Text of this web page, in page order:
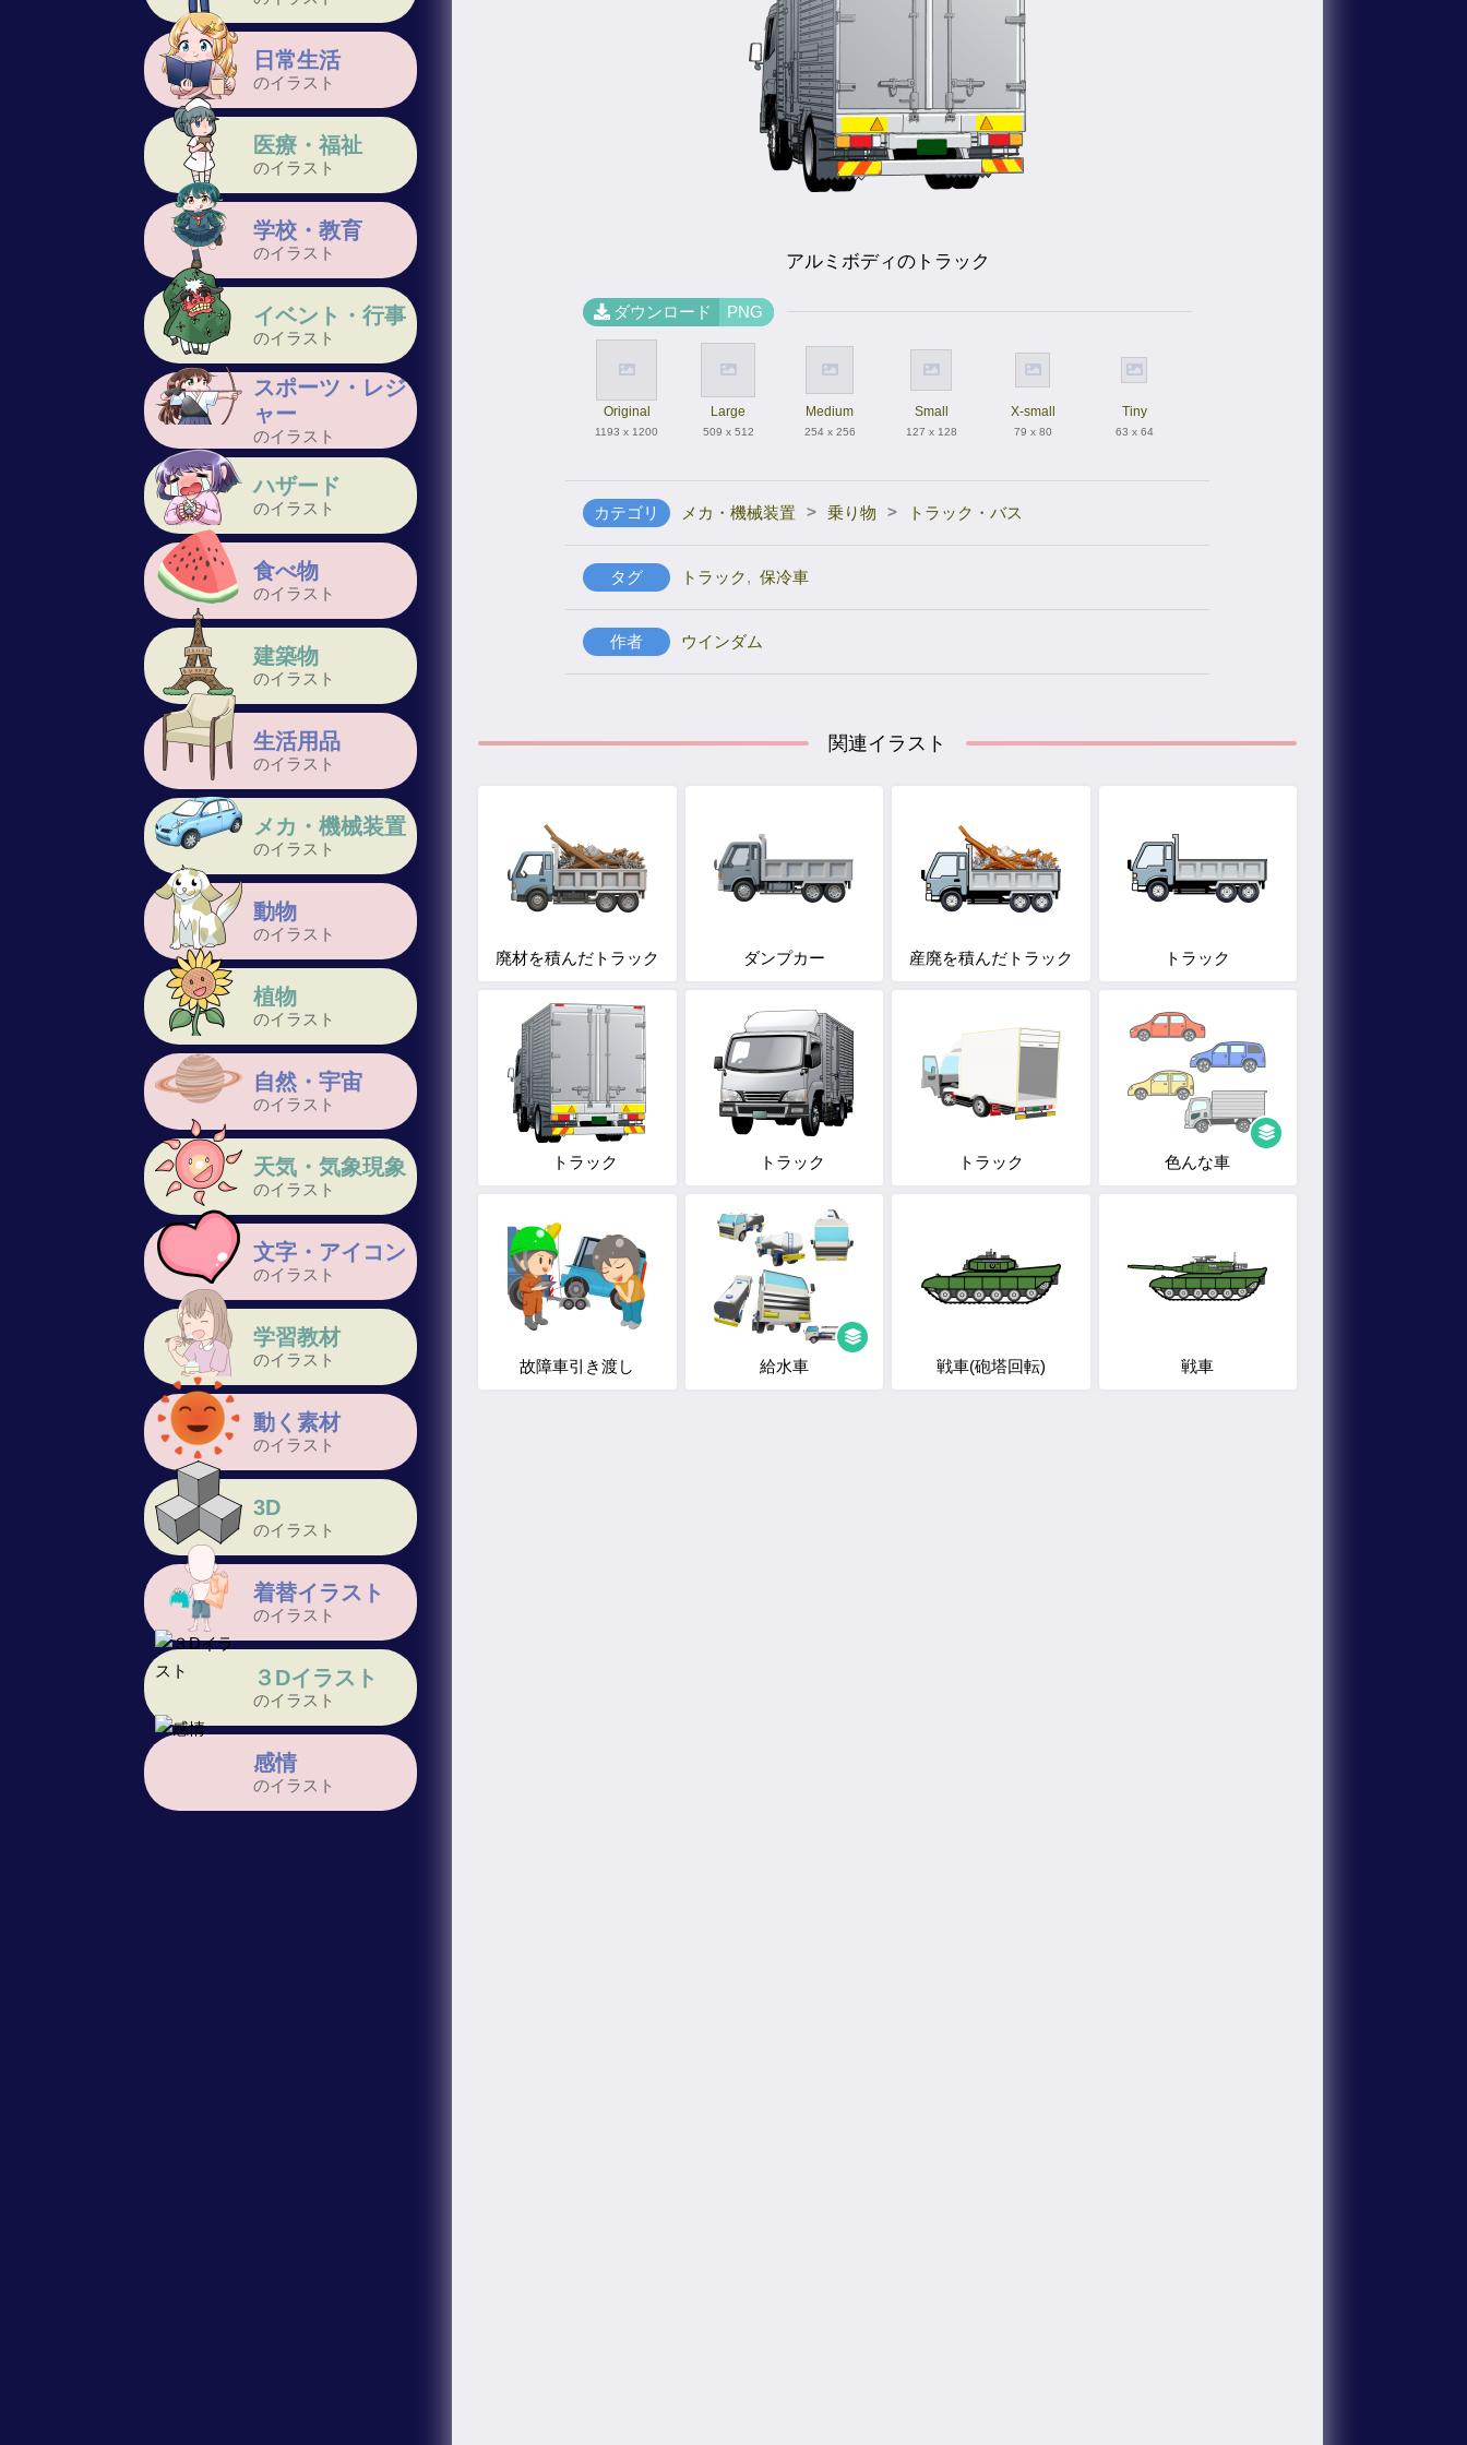
日常生活
のイラスト
医療・福祉
のイラスト
学校・教育
のイラスト
イベント・行事
のイラスト
スポーツ・レジ
ャー
のイラスト
ハザード
のイラスト
食べ物
のイラスト
建築物
のイラスト
生活用品
のイラスト
メカ・機械装置
のイラスト
動物
のイラスト
植物
のイラスト
自然・宇宙
のイラスト
天気・気象現象
のイラスト
文字・アイコン
のイラスト
学習教材
のイラスト
動く素材
のイラスト
3D
のイラスト
着替イラスト
のイラスト
３Dイラスト
のイラスト
感情
のイラスト
アルミボディのトラック
ダウンロード PNG
Original
1193 x 1200
Large
509 x 512
Medium
254 x 256
Small
127 x 128
X-small
79 x 80
Tiny
63 x 64
カテゴリ メカ・機械装置 > 乗り物 > トラック・バス
タグ トラック, 保冷車
作者 ウインダム
関連イラスト
廃材を積んだトラック ダンプカー 産廃を積んだトラック トラック
トラック トラック トラック 色んな車
故障車引き渡し 給水車 戦車(砲塔回転) 戦車